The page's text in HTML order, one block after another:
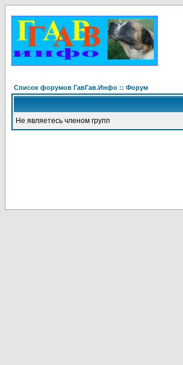
Список форумов ГавГав.Инфо :: Форум
Не являетесь членом групп